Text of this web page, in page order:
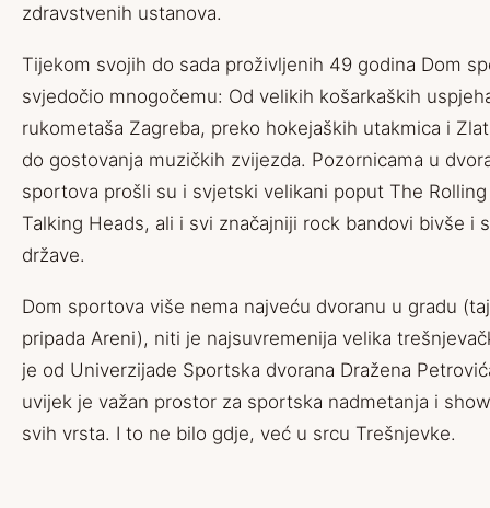
zdravstvenih ustanova.
Tijekom svojih do sada proživljenih 49 godina Dom
svjedočio mnogočemu: Od velikih košarkaških
rukometaša Zagreba, preko hokejaških utakmica i
do gostovanja muzičkih zvijezda. Pozornicama u
sportova prošli su i svjetski velikani poput The
Talking Heads, ali i svi značajniji rock bandovi bivše i
države.
Dom sportova više nema najveću dvoranu u gradu
pripada Areni), niti je najsuvremenija velika
je od Univerzijade Sportska dvorana Dražena
uvijek je važan prostor za sportska nadmetanja i
svih vrsta. I to ne bilo gdje, već u srcu Trešnjevke.